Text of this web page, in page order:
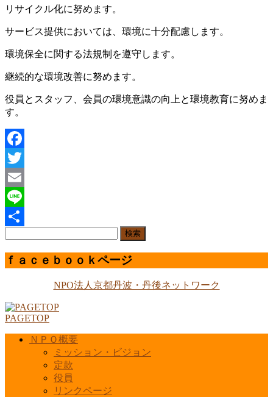
リサイクル化に努めます。
サービス提供においては、環境に十分配慮します。
環境保全に関する法規制を遵守します。
継続的な環境改善に努めます。
役員とスタッフ、会員の環境意識の向上と環境教育に努めま
す。
Facebook
Twitter
Email
Line
有ｆａｃｅｂｏｏｋページ
NPO法人京都丹波・丹後ネットワーク
PAGETOP
ＮＰＯ概要
ミッション・ビジョン
定款
役員
リンクページ